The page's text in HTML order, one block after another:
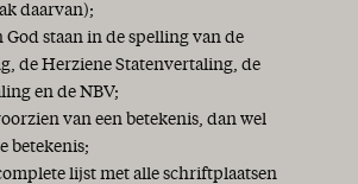
daarvan);
God staan in de spelling van de
de Herziene Statenvertaling, de
en de NBV;
van een betekenis, dan wel
betekenis;
lijst met alle schriftplaatsen